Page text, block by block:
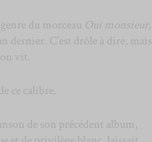
du morceau Oui monsieur,
dernier. C’est drôle à dire, mais
vit.
ce calibre.
de son précédent album,